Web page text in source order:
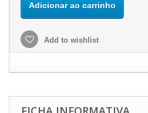
Adicionar ao carrinho
Add to wishlist